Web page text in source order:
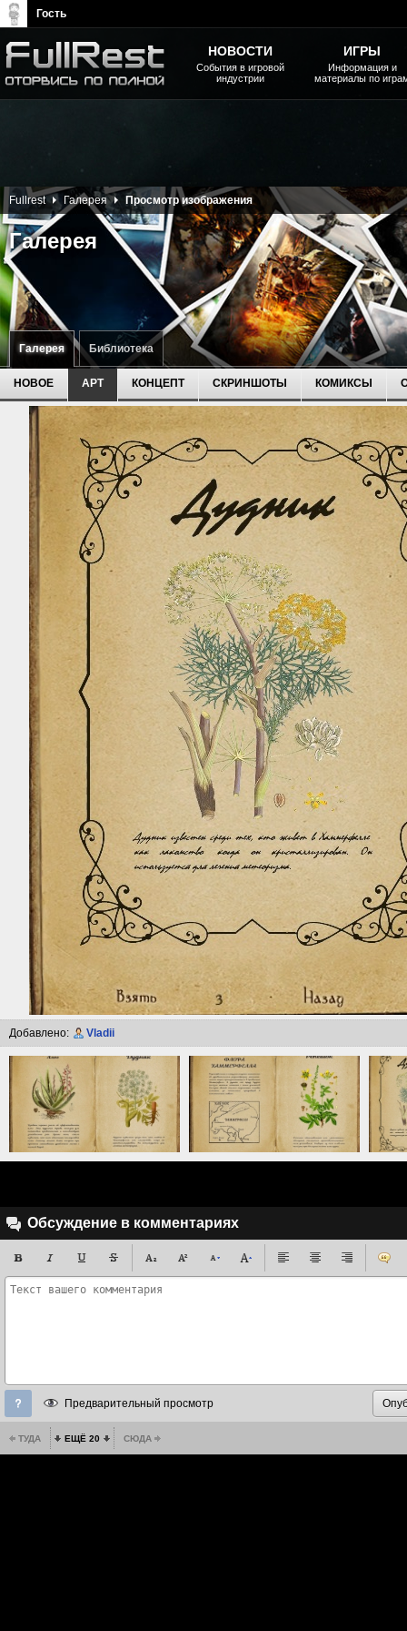
Галерея Библиотека
Галерея
Fullrest Галерея Просмотр изображения
НОВОЕ АРТ КОНЦЕПТ СКРИНШОТЫ КОМИКСЫ
Добавлено: Vladii
Обсуждение в комментариях
Предварительный просмотр
ТУДА ЕЩЁ 20 СЮДА
НОВОСТИ
События в игровой
индустрии
ИГРЫ
Информация и
материалы по
Гость